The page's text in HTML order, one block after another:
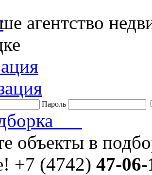
агентство
Пароль
объекты в
+7 (4742) 47-06-